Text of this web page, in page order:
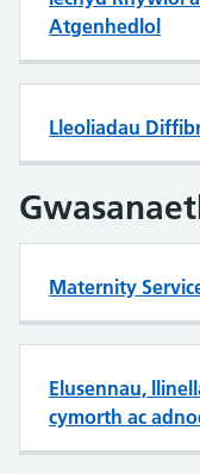
Atgenhedlol
Lleoliadau
Maternity
Elusennau,
cymorth ac